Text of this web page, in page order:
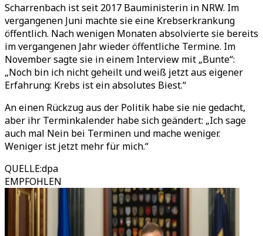
Scharrenbach ist seit 2017 Bauministerin in NRW. Im
vergangenen Juni machte sie eine Krebserkrankung
öffentlich. Nach wenigen Monaten absolvierte sie bereits
im vergangenen Jahr wieder öffentliche Termine. Im
November sagte sie in einem Interview mit „Bunte“:
„Noch bin ich nicht geheilt und weiß jetzt aus eigener
Erfahrung: Krebs ist ein absolutes Biest.“
An einen Rückzug aus der Politik habe sie nie gedacht,
aber ihr Terminkalender habe sich geändert: „Ich sage
auch mal Nein bei Terminen und mache weniger.
Weniger ist jetzt mehr für mich.“
QUELLE:dpa
EMPFOHLEN